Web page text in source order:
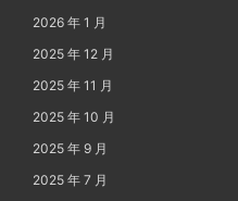
2026 年 1 月
2025 年 12 月
2025 年 11 月
2025 年 10 月
2025 年 9 月
2025 年 7 月